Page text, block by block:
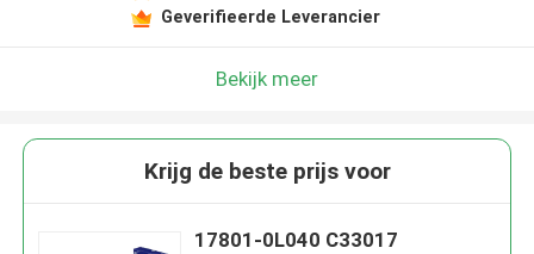
Geverifieerde Leverancier
Bekijk meer
Krijg de beste prijs voor
17801-0L040 C33017